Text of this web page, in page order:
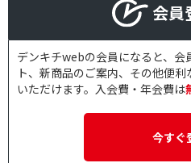
会員
デンキチwebの会員になると、
ト、新商品のご案内、その他便
いただけます。入会費・年会費は
今すぐ